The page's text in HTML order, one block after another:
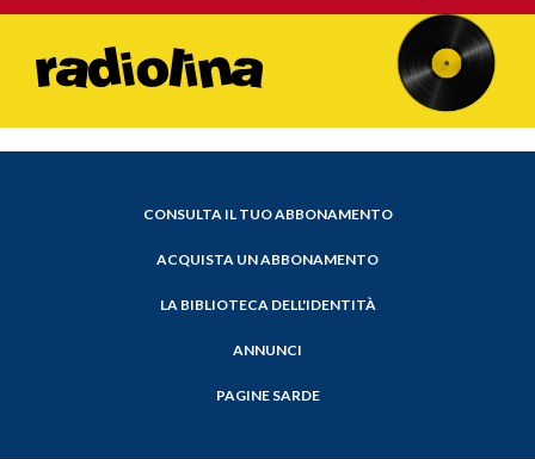
CONSULTA IL TUO ABBONAMENTO
ACQUISTA UN ABBONAMENTO
LA BIBLIOTECA DELL'IDENTITÀ
ANNUNCI
PAGINE SARDE